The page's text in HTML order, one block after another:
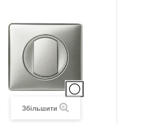
Збільшити